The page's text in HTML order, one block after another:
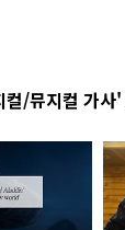
/뮤지컬 가사'